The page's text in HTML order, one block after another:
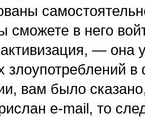
сможете в него
активизация, — она
злоупотреблений
вам было
e-mail, то